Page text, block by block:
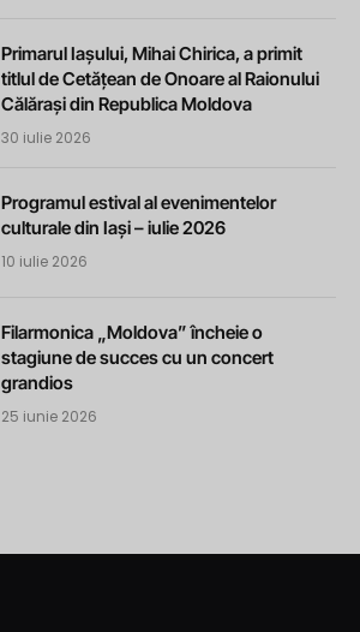
Primarul Iașului, Mihai Chirica, a primit
titlul de Cetățean de Onoare al Raionului
Călărași din Republica Moldova
30 iulie 2026
Programul estival al evenimentelor
culturale din Iași – iulie 2026
10 iulie 2026
Filarmonica „Moldova” încheie o
stagiune de succes cu un concert
grandios
25 iunie 2026